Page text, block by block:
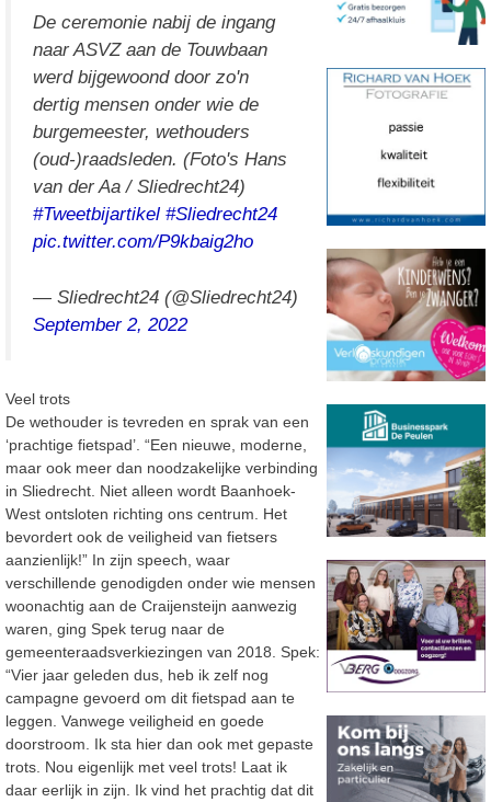
De ceremonie nabij de ingang
naar ASVZ aan de Touwbaan
werd bijgewoond door zo'n
dertig mensen onder wie de
burgemeester, wethouders
(oud-)raadsleden. (Foto's Hans
van der Aa / Sliedrecht24)
#Tweetbijartikel #Sliedrecht24
pic.twitter.com/P9kbaig2ho
— Sliedrecht24 (@Sliedrecht24)
September 2, 2022
Veel trots
De wethouder is tevreden en sprak van een
‘prachtige fietspad’. “Een nieuwe, moderne,
maar ook meer dan noodzakelijke verbinding
in Sliedrecht. Niet alleen wordt Baanhoek-
West ontsloten richting ons centrum. Het
bevordert ook de veiligheid van fietsers
aanzienlijk!” In zijn speech, waar
verschillende genodigden onder wie mensen
woonachtig aan de Craijensteijn aanwezig
waren, ging Spek terug naar de
gemeenteraadsverkiezingen van 2018. Spek:
“Vier jaar geleden dus, heb ik zelf nog
campagne gevoerd om dit fietspad aan te
leggen. Vanwege veiligheid en goede
doorstroom. Ik sta hier dan ook met gepaste
trots. Nou eigenlijk met veel trots! Laat ik
daar eerlijk in zijn. Ik vind het prachtig dat dit